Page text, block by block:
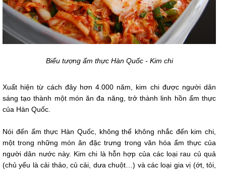
Biểu tượng ẩm thực Hàn Quốc - Kim chi
Xuất hiện từ cách đây hơn 4.000 năm, kim chi được người dân
sáng tạo thành một món ăn đa năng, trở thành linh hồn ẩm thực
của Hàn Quốc.
Nói đến ẩm thực Hàn Quốc, không thể không nhắc đến kim chi,
một trong những món ăn đặc trưng trong văn hóa ẩm thực của
người dân nước này. Kim chi là hỗn hợp của các loại rau củ quả
(chủ yếu là cải thảo, củ cải, dưa chuột…) và các loại gia vị (ớt, tỏi,